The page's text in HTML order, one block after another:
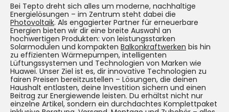
Bei Tepto dreht sich alles um moderne, nachhaltige
Energielösungen – im Zentrum steht dabei die
Photovoltaik. Als engagierter Partner für erneuerbare
Energien bieten wir dir eine breite Auswahl an
hochwertigen Produkten: von leistungsstarken
Solarmodulen und kompakten Balkonkraftwerken bis hin
zu effizienten Wärmepumpen, intelligenten
Lüftungssystemen und Technologien von Marken wie
Huawei. Unser Ziel ist es, dir innovative Technologien zu
fairen Preisen bereitzustellen – Lösungen, die deinen
Haushalt entlasten, deine Investition sichern und einen
Beitrag zur Energiewende leisten. Du erhältst nicht nur
einzelne Artikel, sondern ein durchdachtes Komplettpaket